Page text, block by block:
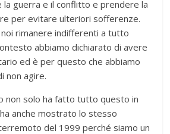
la guerra e il conflitto e prendere la
per evitare ulteriori sofferenze.
rimanere indifferenti a tutto
abbiamo dichiarato di avere
ed è per questo che abbiamo
non agire.
non solo ha fatto tutto questo in
anche mostrato lo stesso
del 1999 perché siamo un